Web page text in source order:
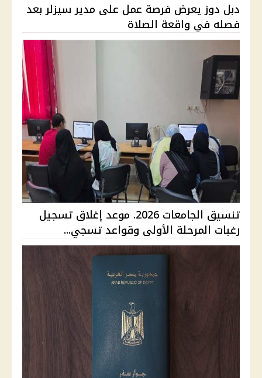
دبل دوز يعرض فرصة عمل على مدير سيزلر بعد
فصله في واقعة الصلاة
تنسيق الجامعات 2026. موعد إغلاق تسجيل
رغبات المرحلة الأولى وقواعد تسجي...